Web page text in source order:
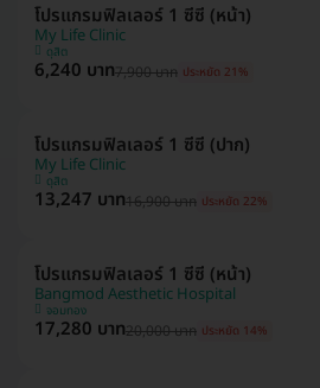
โปรแกรมฟิลเลอร์ 1 ซีซี (หน้า)
My Life Clinic
ดุสิต
6,240 บาท7,900 บาท ประหยัด 21%
โปรแกรมฟิลเลอร์ 1 ซีซี (ปาก)
My Life Clinic
ดุสิต
13,247 บาท16,900 บาท ประหยัด 22%
โปรแกรมฟิลเลอร์ 1 ซีซี (หน้า)
Bangmod Aesthetic Hospital
จอมทอง
17,280 บาท20,000 บาท ประหยัด 14%